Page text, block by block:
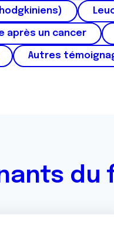
après un cancer
Autres
du